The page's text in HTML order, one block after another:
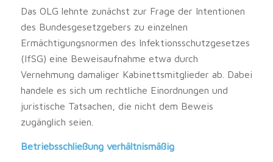
Das OLG lehnte zunächst zur Frage der Intentionen
des Bundesgesetzgebers zu einzelnen
Ermächtigungsnormen des Infektionsschutzgesetzes
(IfSG) eine Beweisaufnahme etwa durch
Vernehmung damaliger Kabinettsmitglieder ab. Dabei
handele es sich um rechtliche Einordnungen und
juristische Tatsachen, die nicht dem Beweis
zugänglich seien.
Betriebsschließung verhältnismäßig